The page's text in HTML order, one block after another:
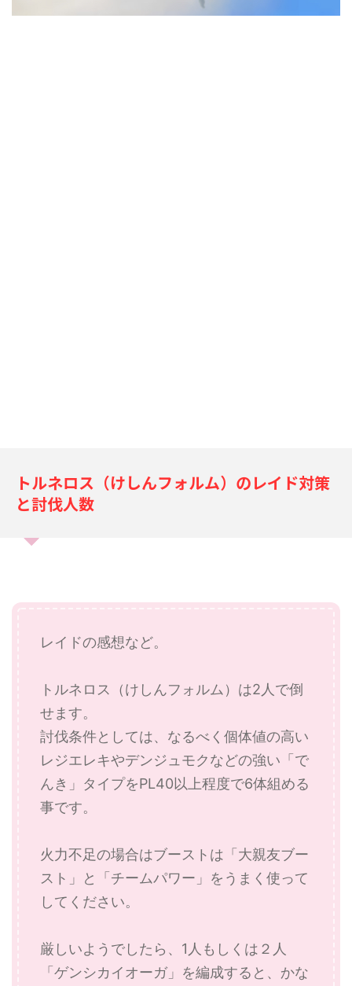
トルネロス（けしんフォルム）のレイド対策
と討伐人数
レイドの感想など。
トルネロス（けしんフォルム）は2人で倒
せます。
討伐条件としては、なるべく個体値の高い
レジエレキやデンジュモクなどの強い「で
んき」タイプをPL40以上程度で6体組める
事です。
火力不足の場合はブーストは「大親友ブー
スト」と「チームパワー」をうまく使って
してください。
厳しいようでしたら、1人もしくは２人
「ゲンシカイオーガ」を編成すると、かな